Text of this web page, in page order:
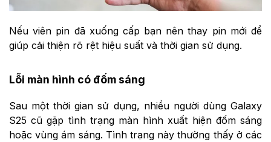
Nếu viên pin đã xuống cấp bạn nên thay pin mới để
giúp cải thiện rõ rệt hiệu suất và thời gian sử dụng.
Lỗi màn hình có đốm sáng
Sau một thời gian sử dụng, nhiều người dùng Galaxy
S25 cũ gặp tình trạng màn hình xuất hiện đốm sáng
hoặc vùng ám sáng. Tình trạng này thường thấy ở các